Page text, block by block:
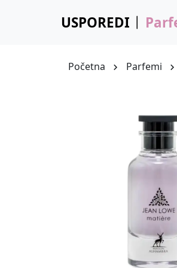
USPOREDI
Početna Parfemi